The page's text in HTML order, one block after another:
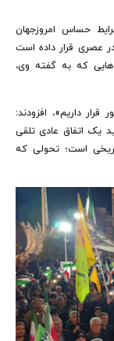
حساس امروزجهان
در عصری قرار داده است
که به گفته وی،
داریم»، افزودند:
یک اتفاق عادی تلقی
است؛ تحولی که